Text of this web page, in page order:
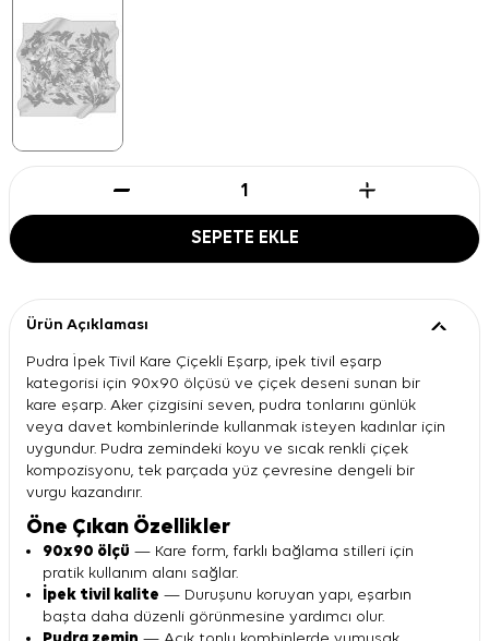
SEPETE EKLE
Ürün Açıklaması
Pudra İpek Tivil Kare Çiçekli Eşarp, ipek tivil eşarp
kategorisi için 90x90 ölçüsü ve çiçek deseni sunan bir
kare eşarp. Aker çizgisini seven, pudra tonlarını günlük
veya davet kombinlerinde kullanmak isteyen kadınlar için
uygundur. Pudra zemindeki koyu ve sıcak renkli çiçek
kompozisyonu, tek parçada yüz çevresine dengeli bir
vurgu kazandırır.
Öne Çıkan Özellikler
90x90 ölçü — Kare form, farklı bağlama stilleri için
pratik kullanım alanı sağlar.
İpek tivil kalite — Duruşunu koruyan yapı, eşarbın
başta daha düzenli görünmesine yardımcı olur.